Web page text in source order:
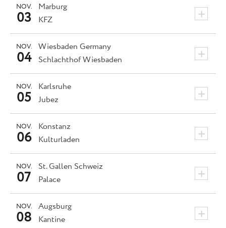
Marburg +
NOV.
03 KFZ
Wiesbaden Germany +
NOV.
04 Schlachthof Wiesbaden
Karlsruhe +
NOV.
05 Jubez
Konstanz +
NOV.
06 Kulturladen
St. Gallen Schweiz +
NOV.
07 Palace
Augsburg +
NOV.
08 Kantine